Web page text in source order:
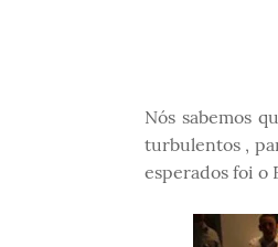
Nós sabemos
turbulentos ,
esperados foi o